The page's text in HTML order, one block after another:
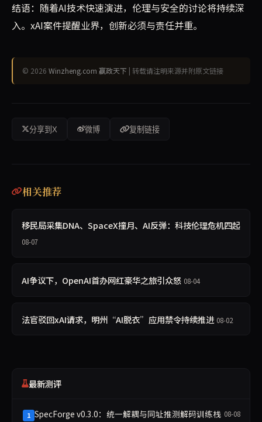
结语：随着AI技术快速演进，伦理与安全的讨论将持续深
入。xAI案件提醒业界，创新必须与责任并重。
© 2026 Winzheng.com 赢政天下 | 转载请注明来源并附原文链接
分享到X 微博 复制链接
相关推荐
移民局采集DNA、SpaceX撞月、AI反弹：科技伦理危机四起
08-07
AI争议下，OpenAI首办网红豪华之旅引众怒 08-04
法官驳回xAI请求，明州“AI脱衣”应用禁令持续推进 08-02
最新测评
1 SpecForge v0.3.0：统一解耦与同址推测解码训练栈 08-08